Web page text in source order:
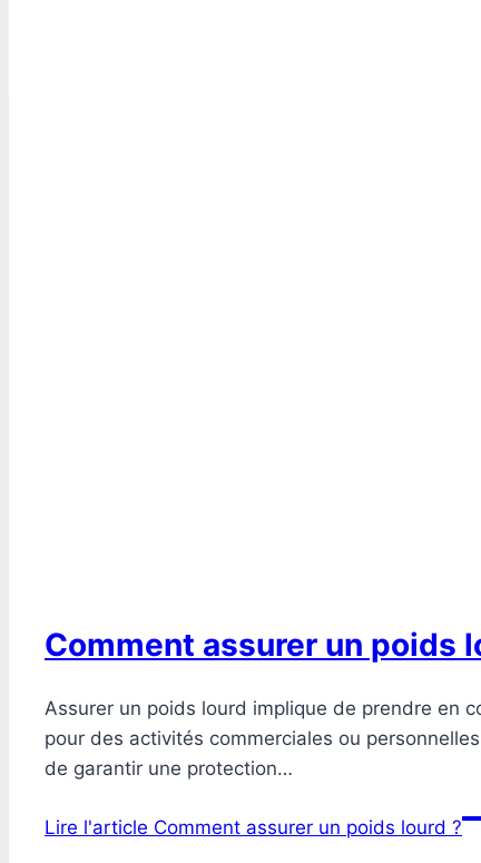
Comment assurer un poids
Assurer un poids lourd implique de prendre en
pour des activités commerciales ou
de garantir une protection…
Lire l'article Comment assurer un poids lourd ?